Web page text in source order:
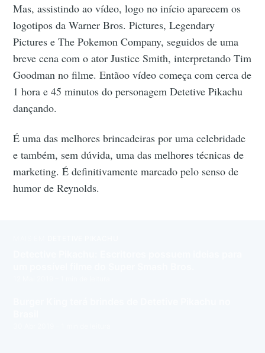
Mas, assistindo ao vídeo, logo no início aparecem os
logotipos da Warner Bros. Pictures, Legendary
Pictures e The Pokemon Company, seguidos de uma
breve cena com o ator Justice Smith, interpretando Tim
Goodman no filme. Entãoo vídeo começa com cerca de
1 hora e 45 minutos do personagem Detetive Pikachu
dançando.
É uma das melhores brincadeiras por uma celebridade
e também, sem dúvida, uma das melhores técnicas de
marketing. É definitivamente marcado pelo senso de
humor de Reynolds.